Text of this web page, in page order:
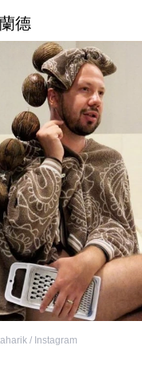
德
/ Instagram